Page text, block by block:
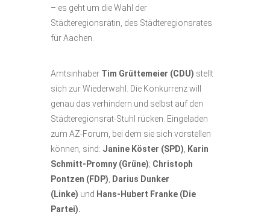
– es geht um die Wahl der
Städteregionsrätin, des Städteregionsrates
für Aachen.
Amtsinhaber Tim Grüttemeier (CDU) stellt
sich zur Wiederwahl. Die Konkurrenz will
genau das verhindern und selbst auf den
Städteregionsrat-Stuhl rücken. Eingeladen
zum AZ-Forum, bei dem sie sich vorstellen
können, sind: Janine Köster (SPD)
Karin
Schmitt-Promny (Grüne); Christoph
Pontzen (FDP)
Darius Dunker
(Linke) und Hans-Hubert Franke (Die
Partei).